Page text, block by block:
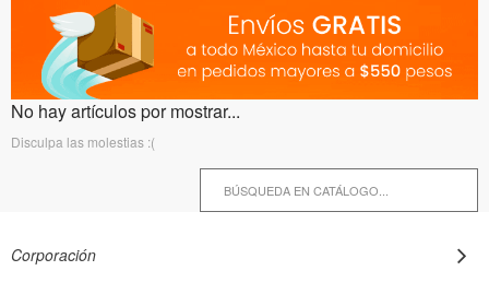
No hay artículos por mostrar...
Disculpa las molestias :(
Corporación